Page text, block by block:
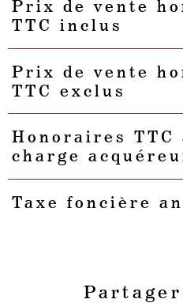
Caractéristiques Valeurs
Prix de vente
TTC inclus
Prix de vente
TTC exclus
Honoraires TTC
charge
Taxe foncière